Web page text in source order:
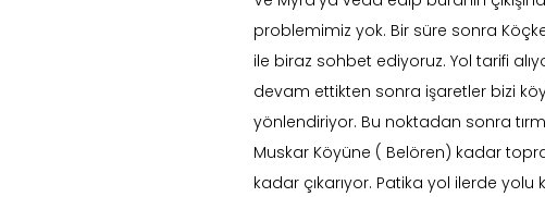
problemimiz yok. Bir süre sonra
ile biraz sohbet ediyoruz. Yol tarifi
devam ettikten sonra işaretler bizi
yönlendiriyor. Bu noktadan sonra
Muskar Köyüne ( Belören) kadar
kadar çıkarıyor. Patika yol ilerde yolu